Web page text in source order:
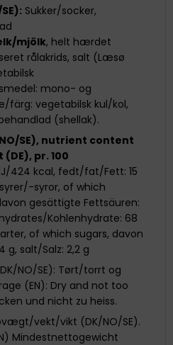
Sukker/socker,
/mjölk, helt hærdet
rålakrids, salt (Læsø
mono- og
färg: vegetabilsk kul/kol,
(shellak).
SE), nutrient content
(DE), pr. 100
424 kcal, fedt/fat/Fett: 15
syror, of which
gesättigte Fettsäuren:
Kohlenhydrate: 68
of which sugars, davon
g, salt/Salz: 2,2 g
NO/SE): Tørt/torrt og
(EN): Dry and not too
und nicht zu heiss.
vekt/vikt (DK/NO/SE).
Mindestnettogewicht